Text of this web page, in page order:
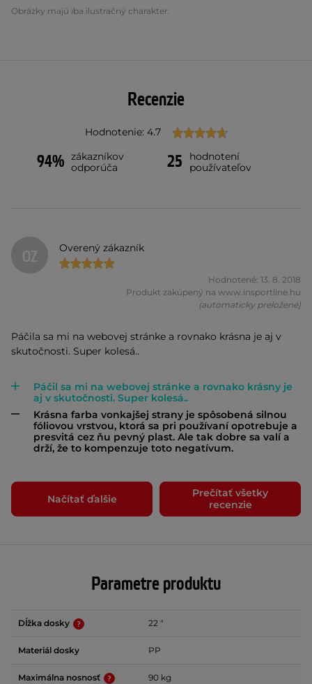
Obrázky majú iba ilustračný charakter.
Recenzie
Hodnotenie: 4.7
94% zákazníkov
odporúča
25
hodnotení
používateľov
OZ Overený zákazník
Hodnotené: 13. 8. 2018
Produkt zakúpený na www.insportline.hu
(automaticky preložené)
Páčila sa mi na webovej stránke a rovnako krásna je aj v
skutočnosti. Super kolesá..
Páčil sa mi na webovej stránke a rovnako krásny je
aj v skutočnosti. Super kolesá..
Krásna farba vonkajšej strany je spôsobená silnou
fóliovou vrstvou, ktorá sa pri používaní opotrebuje a
presvitá cez ňu pevný plast. Ale tak dobre sa valí a
drží, že to kompenzuje toto negatívum.
Načítať ďalšie
Prečítať všetky
recenzie
Parametre produktu
Dĺžka dosky 22 "
Materiál dosky PP
Maximálna nosnosť 90 kg